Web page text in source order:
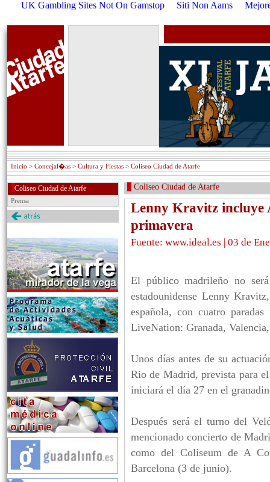
UK Gambling Sites Not On Gamstop Siti Non Aams
Inicio > Concejal�as > Cultura y Fiestas > Coliseo Ciudad de Atarfe
Coliseo Ciudad de Atarfe
Prensa
Coliseo Ciudad de Atarfe
Lenny Kravitz incluye
primavera
Fuente: www.ideal.es | 03 de
El público madrileño no
estadounidense Lenny
española, con cuatro
LiveNation: Granada,
Unos días antes de su
Rio de Madrid, prevista para
iniciará el día 27 en el
Después será el turno del
mencionado concierto de
como del Coliseum de A
Barcelona (3 de junio).